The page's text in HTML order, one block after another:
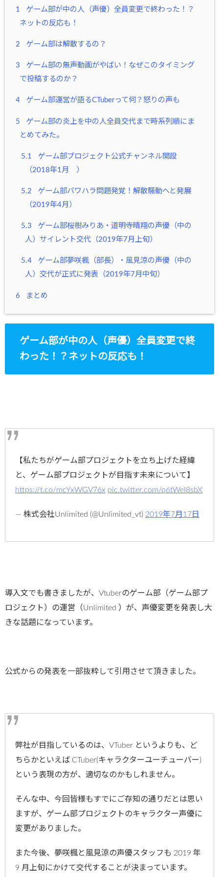
1
ゲーム部が中の人（声優）全員変更で終わった！？
ネットの反応も！
2 ゲーム部は解散するの？
3
ゲーム部の無声動画がやばい！なぜこのタイミング
で投稿するのか？
4 ゲーム部運営が語るCTuberって何？怒りの声も
5
ゲーム部の炎上を中の人全員交代まで時系列順にま
とめてみた。
5.1
ゲーム部プロジェクト公式チャンネル開設
（2018年1月 ）
5.2
ゲーム部パワハラ問題発覚！解散騒動へと発展
（2019年4月）
5.3
ゲーム部桜樹みりあ・道明寺晴翔の声優（中の
人）サイレント交代（2019年7月上旬）
5.4
ゲーム部夢咲楓（部長）・風見涼の声優（中の
人）交代が正式に発表（2019年7月中旬）
6 まとめ
ゲーム部が中の人（声優）全員変更で終
わった！？ネットの反応も！
【私たちがゲーム部プロジェクトを立ち上げた経緯
と、ゲーム部プロジェクトが目指す未来について】
https://t.co/mcYxWGV76x pic.twitter.com/q6tWeI8sbX
— 株式会社Unlimited (@Unlimited_vt) 2019年7月17日
導入文でも書きましたが、Vtuberのゲーム部（ゲーム部プ
ロジェクト）の運営（Unlimited ）が、声優変更を発表し大
きな話題になっています。
公式からの発表を一部抜粋して引用させて頂きました。
弊社が目指しているのは、VTuber というよりも、ど
ちらかといえば CTuber(キャラクターユーチューバー)
という表現の方が、適切なのかもしれません。
そんな中、今回皆様もすでにご存知の通りだとは思い
ますが、ゲーム部プロジェクトのキャラクター声優に
変更がありました。
また今後、夢咲楓と風見涼の声優スタッフも 2019 年
9 月上旬にかけて交代することが決まっています。